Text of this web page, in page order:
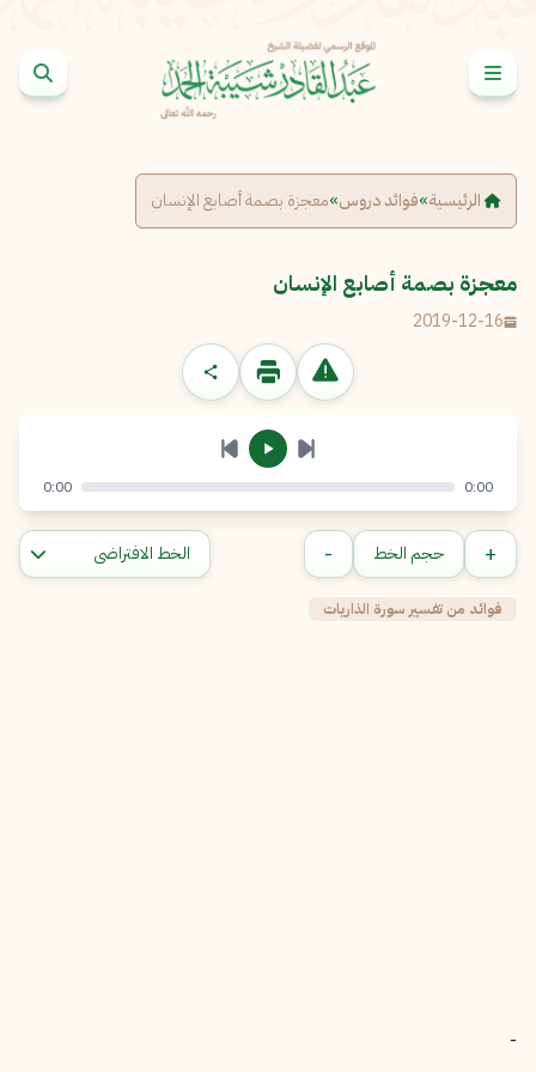
الرئيسية»فوائد دروس»معجزة بصمة أصابع الإنسان
معجزة بصمة أصابع الإنسان
2019-12-16
الإبلاغ عن مشكلة
الرسالة
إرسال إلغاء
0:00
0:00
+ حجم الخط -
فوائد من تفسير سورة الذاريات
-